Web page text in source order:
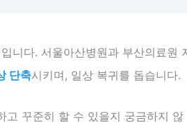
니다. 서울아산병원과 부산의료원
단축시키며, 일상 복귀를 돕습니다.
고 꾸준히 할 수 있을지 궁금하지 않